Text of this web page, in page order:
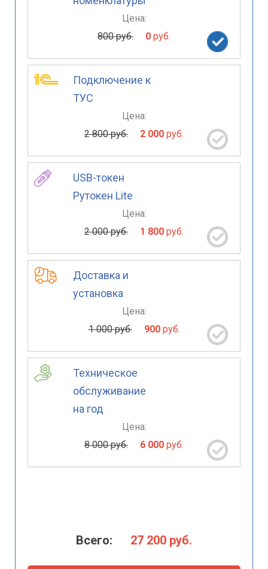
Цена:
800 руб.
0 руб.
Подключение к
ТУС
Цена:
2 800 руб.
2 000 руб.
USB-токен
Рутокен Lite
Цена:
2 000 руб.
1 800 руб.
Доставка и
установка
Цена:
1 000 руб.
900руб.
Техническое
обслуживание
на год
Цена:
8 000 руб.
6 000 руб.
Всего: 27 200 руб.